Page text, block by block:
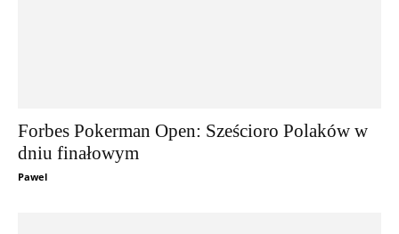
Forbes Pokerman Open: Sześcioro Polaków w
dniu finałowym
Pawel